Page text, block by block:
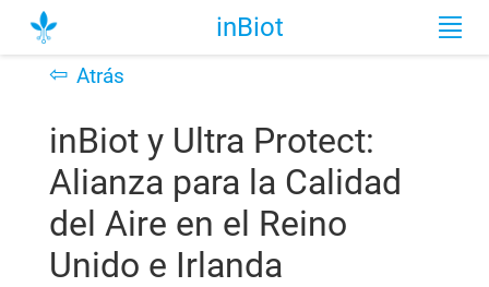
inBiot
⇦ Atrás
inBiot y Ultra Protect:
Alianza para la Calidad
del Aire en el Reino
Unido e Irlanda